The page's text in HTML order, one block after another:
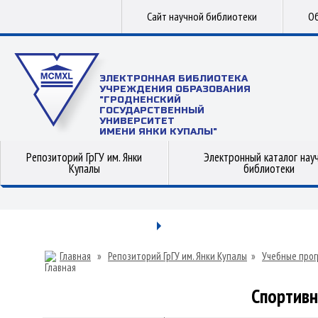
Сайт научной библиотеки
ЭЛЕКТРОННАЯ БИБЛИОТЕКА
УЧРЕЖДЕНИЯ ОБРАЗОВАНИЯ
"ГРОДНЕНСКИЙ
ГОСУДАРСТВЕННЫЙ
УНИВЕРСИТЕТ
ИМЕНИ ЯНКИ КУПАЛЫ"
Репозиторий ГрГУ им. Янки
Купалы
Электронный каталог
библиотеки
Главная » Репозиторий ГрГУ им. Янки Купалы » Учебные